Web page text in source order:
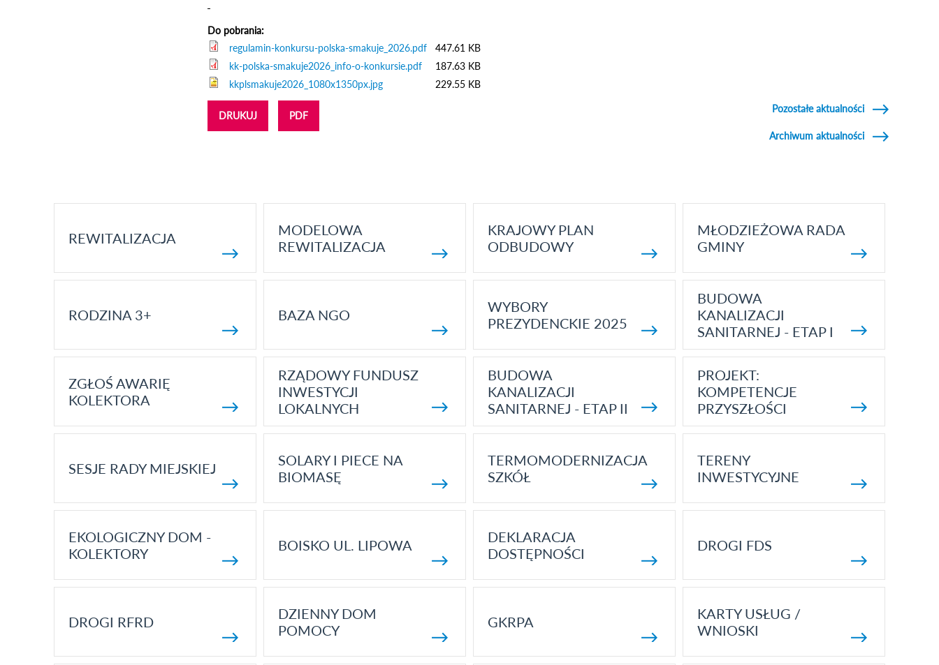
Do pobrania:
regulamin-konkursu-polska-smakuje_2026.pdf
447.61 KB
kk-polska-smakuje2026_info-o-konkursie.pdf
187.63 KB
kkplsmakuje2026_1080x1350px.jpg
229.55 KB
DRUKUJ PDF
Pozostałe aktualności
Archiwum aktualności
REWITALIZACJA
MODELOWA
REWITALIZACJA
KRAJOWY PLAN
ODBUDOWY
MŁODZIEŻOWA RADA
GMINY
RODZINA 3+ BAZA NGO
WYBORY
PREZYDENCKIE 2025
BUDOWA
KANALIZACJI
SANITARNEJ - ETAP I
ZGŁOŚ AWARIĘ
KOLEKTORA
RZĄDOWY FUNDUSZ
INWESTYCJI
LOKALNYCH
BUDOWA
KANALIZACJI
SANITARNEJ - ETAP II
PROJEKT:
KOMPETENCJE
PRZYSZŁOŚCI
SESJE RADY MIEJSKIEJ
SOLARY I PIECE NA
BIOMASĘ
TERMOMODERNIZACJA
SZKÓŁ
TERENY
INWESTYCYJNE
EKOLOGICZNY DOM -
KOLEKTORY
BOISKO UL. LIPOWA
DEKLARACJA
DOSTĘPNOŚCI
DROGI FDS
DROGI RFRD
DZIENNY DOM
POMOCY
GKRPA
KARTY USŁUG /
WNIOSKI